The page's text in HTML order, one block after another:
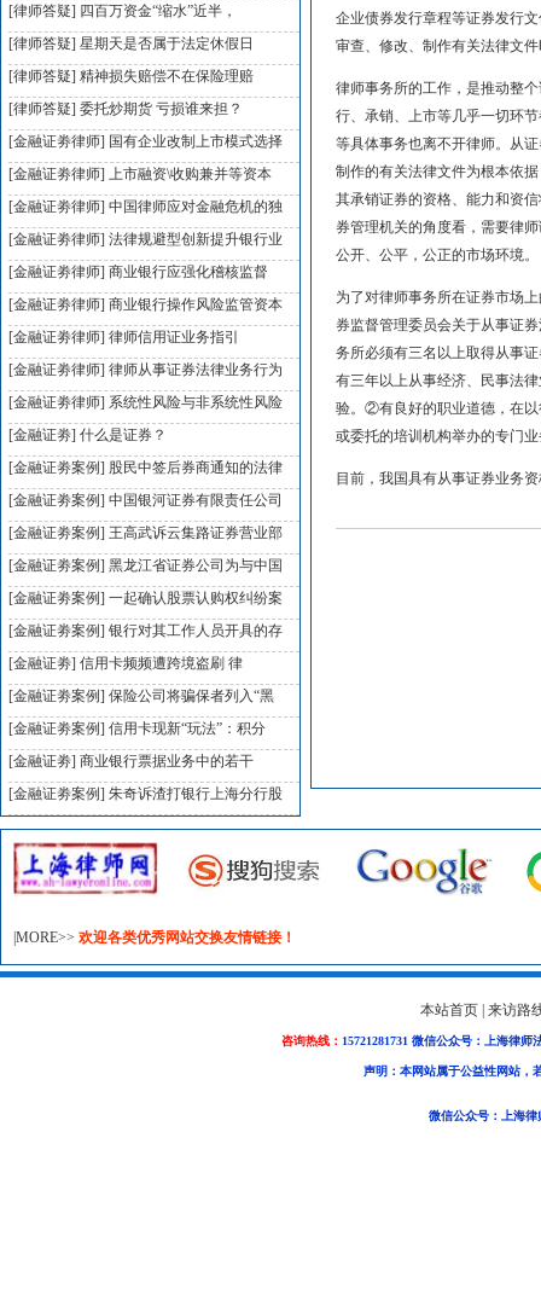
[律师答疑] 四百万资金“缩水”近半，
[律师答疑] 星期天是否属于法定休假日
[律师答疑] 精神损失赔偿不在保险理赔
[律师答疑] 委托炒期货 亏损谁来担？
[金融证劵律师] 国有企业改制上市模式选择
[金融证劵律师] 上市融资\收购兼并等资本
[金融证劵律师] 中国律师应对金融危机的独
[金融证劵律师] 法律规避型创新提升银行业
[金融证劵律师] 商业银行应强化稽核监督
[金融证劵律师] 商业银行操作风险监管资本
[金融证劵律师] 律师信用证业务指引
[金融证劵律师] 律师从事证券法律业务行为
[金融证劵律师] 系统性风险与非系统性风险
[金融证劵] 什么是证券？
[金融证劵案例] 股民中签后券商通知的法律
[金融证劵案例] 中国银河证券有限责任公司
[金融证劵案例] 王高武诉云集路证券营业部
[金融证劵案例] 黑龙江省证券公司为与中国
[金融证劵案例] 一起确认股票认购权纠纷案
[金融证劵案例] 银行对其工作人员开具的存
[金融证劵] 信用卡频频遭跨境盗刷 律
[金融证劵案例] 保险公司将骗保者列入“黑
[金融证劵案例] 信用卡现新“玩法”：积分
[金融证劵] 商业银行票据业务中的若干
[金融证劵案例] 朱奇诉渣打银行上海分行股
企业债券发行章程等证券发行
审查、修改、制作有关法律文
律师事务所的工作，是推动整
行、承销、上市等几乎一切环
等具体事务也离不开律师。从
制作的有关法律文件为根本依
其承销证券的资格、能力和资
券管理机关的角度看，需要律
公开、公平，公正的市场环境。
为了对律师事务所在证券市场
券监督管理委员会关于从事证
务所必须有三名以上取得从事
有三年以上从事经济、民事法
验。②有良好的职业道德，在
或委托的培训机构举办的专门
目前，我国具有从事证券业务
|MORE>> 欢迎各类优秀网站交换友情链接！
本站首页 来访路
咨询热线： 15721281731 微信公众号：上海律师
声明：本网站属于公益性网站，
微信公众号：上海